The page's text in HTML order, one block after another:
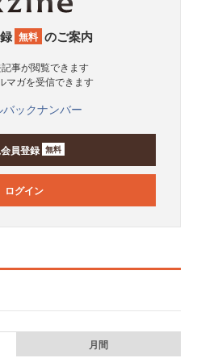
無料 のご案内
記事が閲覧できます
マガを受信できます
バックナンバー
員登録 無料
ログイン
月間